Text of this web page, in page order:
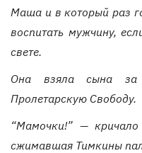
Маша и в который раз
воспитать мужчину,
свете.
Она взяла сына
Пролетарскую Свободу.
“Мамочки!” —
сжимавшая Тимкины